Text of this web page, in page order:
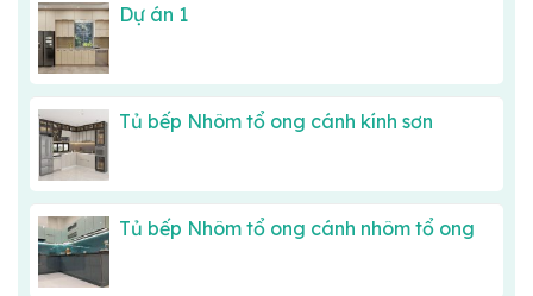
Dự án 1
Tủ bếp Nhôm tổ ong cánh kính sơn
Tủ bếp Nhôm tổ ong cánh nhôm tổ ong